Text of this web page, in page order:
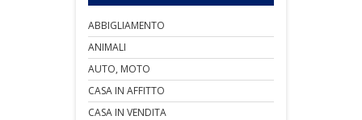
ABBIGLIAMENTO
ANIMALI
AUTO, MOTO
CASA IN AFFITTO
CASA IN VENDITA